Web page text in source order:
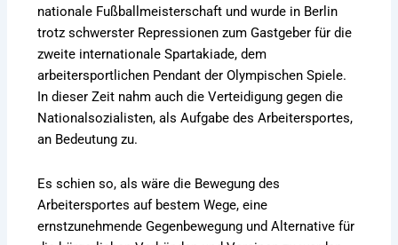
nationale Fußballmeisterschaft und wurde in Berlin
trotz schwerster Repressionen zum Gastgeber für die
zweite internationale Spartakiade, dem
arbeitersportlichen Pendant der Olympischen Spiele.
In dieser Zeit nahm auch die Verteidigung gegen die
Nationalsozialisten, als Aufgabe des Arbeitersportes,
an Bedeutung zu.
Es schien so, als wäre die Bewegung des
Arbeitersportes auf bestem Wege, eine
ernstzunehmende Gegenbewegung und Alternative für